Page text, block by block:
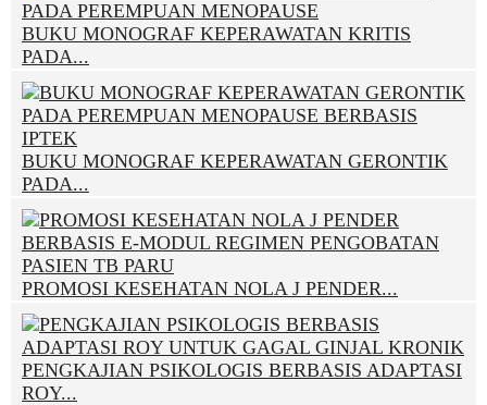
BUKU MONOGRAF KEPERAWATAN KRITIS
PADA...
BUKU MONOGRAF KEPERAWATAN GERONTIK
PADA...
PROMOSI KESEHATAN NOLA J PENDER...
PENGKAJIAN PSIKOLOGIS BERBASIS ADAPTASI
ROY...